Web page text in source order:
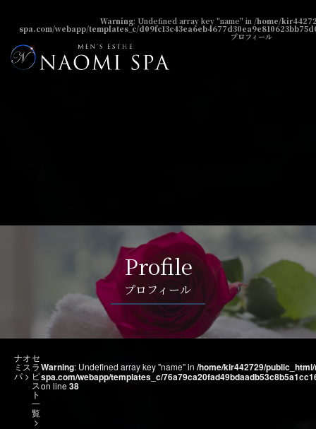
: Undefined array key "name" in
/home/kir442729/public_html/naomi-
spa.com/public_html/prof/index.php on line38
Warning : Undefined array key "id" in
Warning: Undefined array key "name" in /home/
spa.com/webapp/templates_c/
プロフィール
Profile
プロフィール
ナオ
ミス
パ >
セ
ラ
ピ
ス
ト
一
覧
>
Warning: Undefined array key "name" in /home/kir442729/
spa.com/webapp/templates_c/
on line38